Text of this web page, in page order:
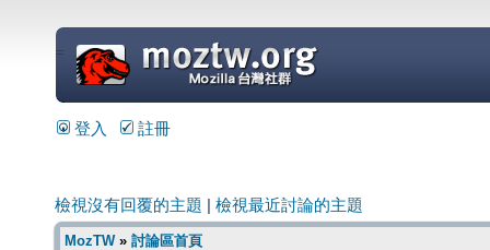
=
登入 註冊
檢視沒有回覆的主題 檢視最近討論的主題
MozTW» 討論區首頁